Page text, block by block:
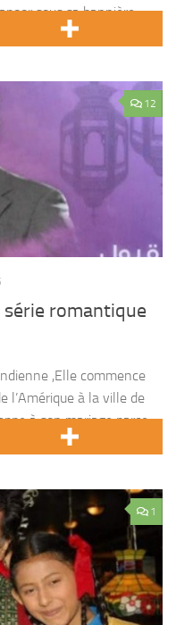
sous sa bannière
traitant une histoire...
12
série romantique
,Elle commence
l’Amérique à la ville de
à son mariage parce
1